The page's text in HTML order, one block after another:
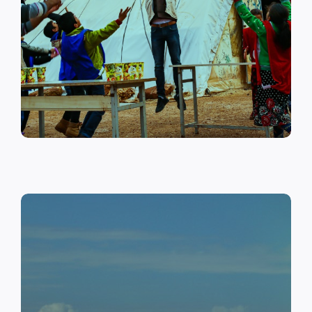
على أهمية حماية الطفل وإنشاء
مراكز لبناء القدرات والتوعية
الصحية والنفسية.
اقرأ المزيد